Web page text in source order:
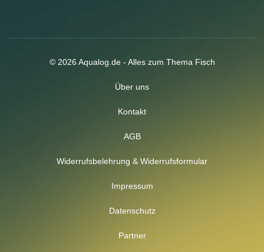
© 2026 Aqualog.de - Alles zum Thema Fisch
Über uns
Kontakt
AGB
Widerrufsbelehrung & Widerrufsformular
Impressum
Datenschutz
Partner